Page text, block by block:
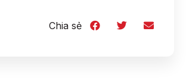
Chia sẻ